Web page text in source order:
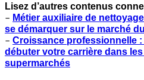
Lisez d’autres contenus
– Métier auxiliaire de
se démarquer sur le marché
– Croissance professionnelle
débuter votre carrière dans
supermarchés